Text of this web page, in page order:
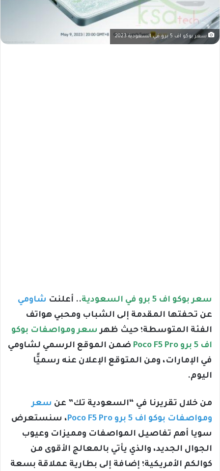
سعر بوكو اف 5 برو في السعودية 2023
سعر بوكو اف 5 برو في السعودية .. أعلنت شاومي
عن تحفتها المقدمة إلى الشباب ومحبي هواتف
الفئة المتوسطة؛ حيث ظهر سعر ومواصفات بوكو
اف 5 برو Poco F5 Pro
ضمن الموقع الرسمي لشاومي
في الإمارات، ومن المتوقع الإعلان عنه رسميًّا
اليوم.
من خلال تقريرنا في “السعودية تك” عن سعر
ومواصفات بوكو اف 5 برو Poco F5 Pro
، سنستعرض
سويا أهم تفاصيل المواصفات ومميزات وعيوب
الجوال الجديد، والذي يأتي بالمعالج الأقوى من
كوالكم الأمريكية؛ إضافة إلى بطارية عملاقة بسعة